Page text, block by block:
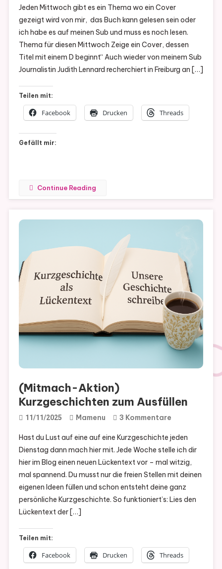
AKTION
)
COVER
105
Jeden Mittwoch gibt es ein Thema wo ein Cover
gezeigt wird von mir, das Buch kann gelesen sein oder
ich habe es auf meinen Sub und muss es noch lesen.
Thema für diesen Mittwoch Zeige ein Cover, dessen
Titel mit einem D beginnt“ Auch wieder von meinem Sub
Journalistin Judith Lennard recherchiert in Freiburg an […]
Teilen mit:
Facebook Drucken Threads
Gefällt mir:
Continue Reading
(Mitmach-Aktion)
Kurzgeschichten zum Ausfüllen
11/11/2025 Mamenu 3 KommentareZu
Aktion)
Zum
Ausfüllen
Hast du Lust auf eine auf eine Kurzgeschichte jeden
Dienstag dann mach hier mit. Jede Woche stelle ich dir
hier im Blog einen neuen Lückentext vor – mal witzig,
mal spannend. Du musst nur die freien Stellen mit deinen
eigenen Ideen füllen und schon entsteht deine ganz
persönliche Kurzgeschichte. So funktioniert’s: Lies den
Lückentext der […]
Teilen mit:
Facebook Drucken Threads